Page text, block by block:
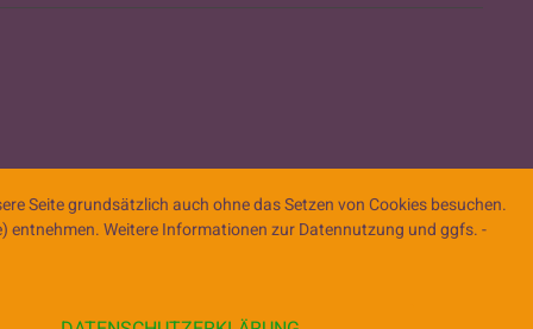
Seite grundsätzlich auch ohne das Setzen von Cookies besuchen.
entnehmen. Weitere Informationen zur Datennutzung und ggfs. -